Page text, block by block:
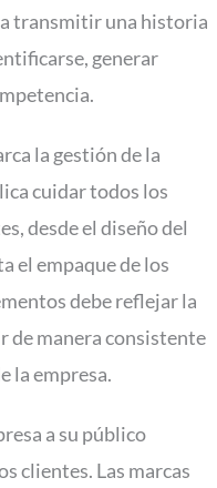
transmitir una historia
generar
la gestión de la
cuidar todos los
desde el diseño del
el empaque de los
debe reflejar la
de manera consistente
la empresa.
a su público
clientes. Las marcas